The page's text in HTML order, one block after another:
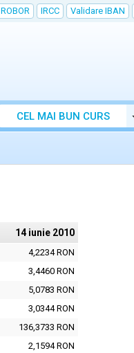
ROBOR IRCC Validare IBAN
CEL MAI BUN CURS
14 iunie 2010
4,2234 RON
3,4460 RON
5,0783 RON
3,0344 RON
136,3733 RON
2,1594 RON